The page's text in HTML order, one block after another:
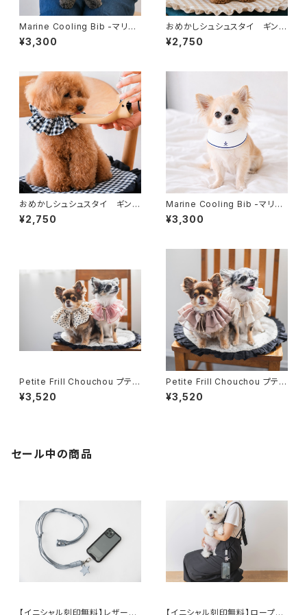
Marine Cooling Bib -マリン
クーリングスタイ(ポーチ付き）
- ブルー [オンライン限定]
¥3,300
おめかしシュシュスタイ ギンガ
ムベージュ×ホワイト
¥2,750
おめかしシュシュスタイ ギンガ
ムブラック×ホワイト
¥2,750
Marine Cooling Bib -マリン
クーリングスタイ(ポーチ付き）
- ホワイト [オンライン限定]
¥3,300
Petite Frill Chouchou プティ
フリルシュシュ ドットアイボリ
ースリング -アニバーサリーシ
¥3,520
Petite Frill Chouchou プティ
フリル シュシュ ピンクベージ
ュ -アニバーサリーシュシュ -
¥3,520
セール中の商品
【イニシャル刻印無料】レザース
【イニシャル刻印無料】ロープス